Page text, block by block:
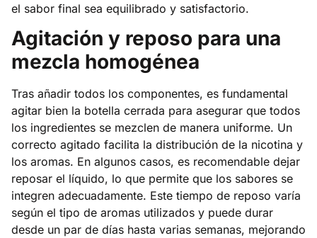
el sabor final sea equilibrado y satisfactorio.
Agitación y reposo para una
mezcla homogénea
Tras añadir todos los componentes, es fundamental
agitar bien la botella cerrada para asegurar que todos
los ingredientes se mezclen de manera uniforme. Un
correcto agitado facilita la distribución de la nicotina y
los aromas. En algunos casos, es recomendable dejar
reposar el líquido, lo que permite que los sabores se
integren adecuadamente. Este tiempo de reposo varía
según el tipo de aromas utilizados y puede durar
desde un par de días hasta varias semanas, mejorando